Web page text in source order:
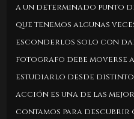
a un determinado punto
que tenemos algunas
esconderlos solo con
fotografo debe moverse
estudiarlo desde
acción es una de las
contamos para